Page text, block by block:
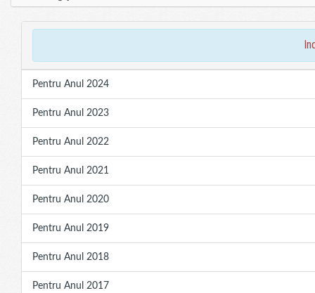
Pentru Anul 2024
Pentru Anul 2023
Pentru Anul 2022
Pentru Anul 2021
Pentru Anul 2020
Pentru Anul 2019
Pentru Anul 2018
Pentru Anul 2017